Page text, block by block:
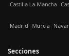
Castilla La-Mancha
Madrid Murcia
Secciones